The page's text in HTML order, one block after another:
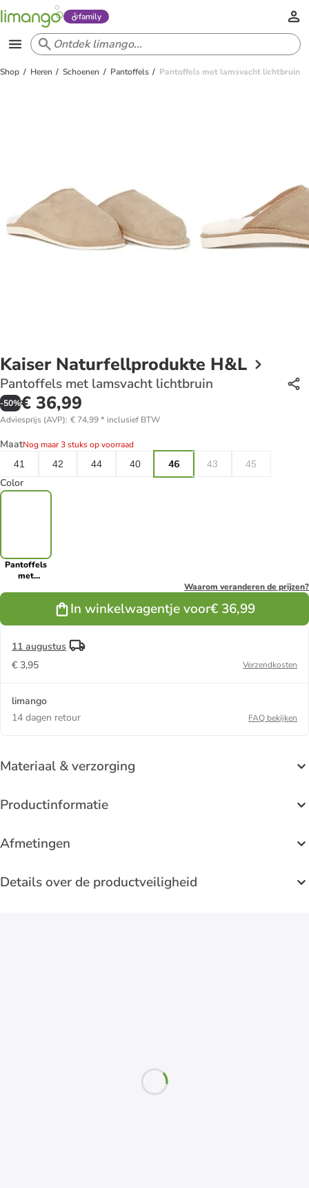
family
Shop Heren Schoenen Pantoffels Pantoffels met lamsvacht lichtbruin
Kaiser Naturfellprodukte H&L
Pantoffels met lamsvacht lichtbruin
-50%€ 36,99
Adviesprijs (AVP): € 74,99* inclusief BTW
MaatNog maar 3 stuks op voorraad
41
42 44 40 46 43 45
Color
Pantoffels
met
Waarom veranderen de prijzen?
In winkelwagentje voor€ 36,99
11 augustus
€ 3,95
Verzendkosten
limango
14 dagen retour
FAQ bekijken
Materiaal & verzorging
Productinformatie
Afmetingen
Details over de productveiligheid